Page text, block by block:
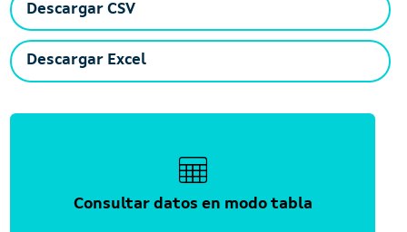
Descargar CSV
Descargar Excel
Consultar datos en modo tabla